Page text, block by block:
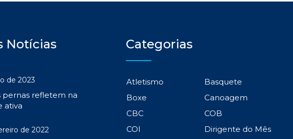
Notícias
de 2023
pernas refletem na
ativa
de 2022
Categorias
Atletismo
Basquete
Boxe
Canoagem
CBC
COB
COI
Dirigente do Mês